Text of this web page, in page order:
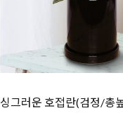
싱그러운 호접란(검정/총